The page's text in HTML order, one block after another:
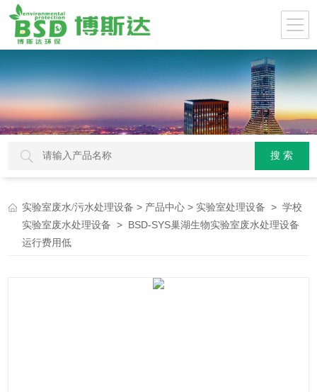
实验室废水/污水处理设备 > 产品中心 > 实验室处理设备 >学校
实验室废水处理设备 > BSD-SYS巢湖生物实验室废水处理设备
运行费用低